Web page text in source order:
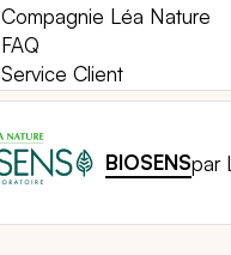
Compagnie Léa Nature
FAQ
Service Client
BIOSENSpar